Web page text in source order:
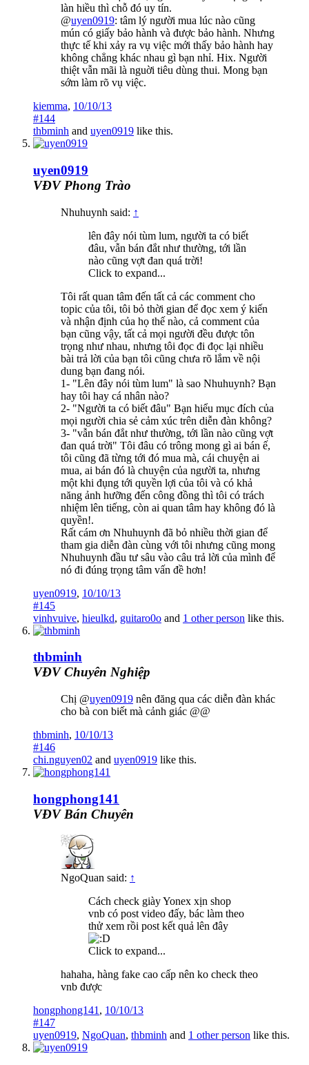
làn hiều thì chỗ đó uy tín.
@uyen0919: tâm lý người mua lúc nào cũng
mún có giấy bảo hành và được bảo hành. Nhưng
thực tế khi xảy ra vụ việc mới thấy bảo hành hay
không chẳng khác nhau gì bạn nhỉ. Hix. Người
thiệt vẫn mãi là nguời tiêu dùng thui. Mong bạn
sớm làm rõ vụ việc.
kiemma, 10/10/13
#144
thbminh and uyen0919 like this.
uyen0919
VĐV Phong Trào
Nhuhuynh said: ↑
lên đây nói tùm lum, người ta có biết
đâu, vẫn bán đắt như thường, tới lần
nào cũng vợt đan quá trời!
Click to expand...
Tôi rất quan tâm đến tất cả các comment cho
topic của tôi, tôi bỏ thời gian để đọc xem ý kiến
và nhận định của họ thế nào, cả comment của
bạn cũng vậy, tất cả mọi người đều được tôn
trọng như nhau, nhưng tôi đọc đi đọc lại nhiều
bài trả lời của bạn tôi cũng chưa rõ lắm về nội
dung bạn đang nói.
1- "Lên đây nói tùm lum" là sao Nhuhuynh? Bạn
hay tôi hay cá nhân nào?
2- "Người ta có biết đâu" Bạn hiểu mục đích của
mọi người chia sẻ cảm xúc trên diễn đàn không?
3- "vẫn bán đắt như thường, tới lần nào cũng vợt
đan quá trời" Tôi đâu có trông mong gì ai bán ế,
tôi cũng đã từng tới đó mua mà, cái chuyện ai
mua, ai bán đó là chuyện của người ta, nhưng
một khi đụng tới quyền lợi của tôi và có khả
năng ảnh hưỡng đến công đồng thì tôi có trách
nhiệm lên tiếng, còn ai quan tâm hay không đó là
quyền!.
Rất cám ơn Nhuhuynh đã bỏ nhiều thời gian để
tham gia diễn đàn cùng với tôi nhưng cũng mong
Nhuhuynh đầu tư sâu vào câu trả lời của mình để
nó đi đúng trọng tâm vấn đề hơn!
uyen0919, 10/10/13
#145
vinhvuive, hieulkd, guitaro0o and 1 other person like this.
thbminh
VĐV Chuyên Nghiệp
Chị @uyen0919 nên đăng qua các diễn đàn khác
cho bà con biết mà cảnh giác @@
thbminh, 10/10/13
#146
chi.nguyen02 and uyen0919 like this.
hongphong141
VĐV Bán Chuyên
NgoQuan said: ↑
Cách check giày Yonex xịn shop
vnb có post video đấy, bác làm theo
thử xem rồi post kết quả lên đây
Click to expand...
hahaha, hàng fake cao cấp nên ko check theo
vnb được
hongphong141 , 10/10/13
#147
uyen0919, NgoQuan, thbminh and 1 other person like this.